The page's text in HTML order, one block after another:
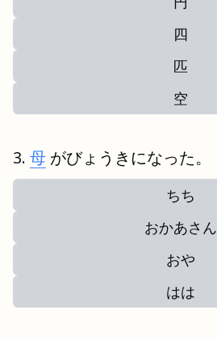
四
匹
空
母 がびょうきになった。
ちち
おかあさん
おや
はは